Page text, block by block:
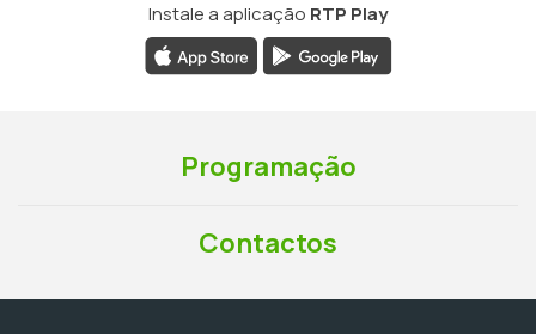
Instale a aplicação RTP Play
Programação
Contactos